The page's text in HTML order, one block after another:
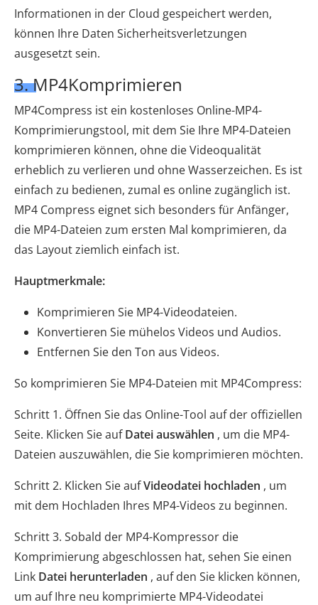
Informationen in der Cloud gespeichert werden,
können Ihre Daten Sicherheitsverletzungen
ausgesetzt sein.
3. MP4Komprimieren
MP4Compress ist ein kostenloses Online-MP4-
Komprimierungstool, mit dem Sie Ihre MP4-Dateien
komprimieren können, ohne die Videoqualität
erheblich zu verlieren und ohne Wasserzeichen. Es ist
einfach zu bedienen, zumal es online zugänglich ist.
MP4 Compress eignet sich besonders für Anfänger,
die MP4-Dateien zum ersten Mal komprimieren, da
das Layout ziemlich einfach ist.
Hauptmerkmale:
Komprimieren Sie MP4-Videodateien.
Konvertieren Sie mühelos Videos und Audios.
Entfernen Sie den Ton aus Videos.
So komprimieren Sie MP4-Dateien mit MP4Compress:
Schritt 1. Öffnen Sie das Online-Tool auf der offiziellen
Seite. Klicken Sie aufDatei auswählen , um die MP4-
Dateien auszuwählen, die Sie komprimieren möchten.
Schritt 2. Klicken Sie aufVideodatei hochladen , um
mit dem Hochladen Ihres MP4-Videos zu beginnen.
Schritt 3. Sobald der MP4-Kompressor die
Komprimierung abgeschlossen hat, sehen Sie einen
Link Datei herunterladen , auf den Sie klicken können,
um auf Ihre neu komprimierte MP4-Videodatei